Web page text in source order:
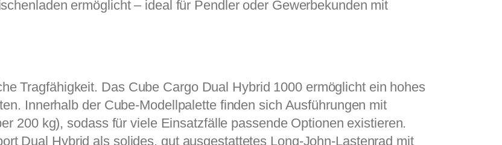
ermöglicht – ideal für Pendler oder Gewerbekunden mit
Tragfähigkeit. Das Cube Cargo Dual Hybrid 1000 ermöglicht ein hohes
Innerhalb der Cube-Modellpalette finden sich Ausführungen mit
200 kg), sodass für viele Einsatzfälle passende Optionen existieren.
Dual Hybrid als solides, gut ausgestattetes Long-John-Lastenrad mit